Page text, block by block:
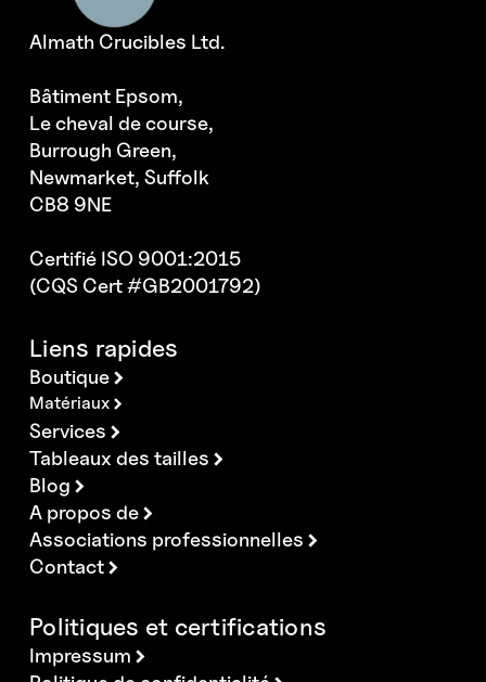
Almath Crucibles Ltd.
Bâtiment Epsom,
Le cheval de course,
Burrough Green,
Newmarket, Suffolk
CB8 9NE
Certifié ISO 9001:2015
(CQS Cert #GB2001792)
Liens rapides
Boutique
Matériaux
Services
Tableaux des tailles
Blog
A propos de
Associations professionnelles
Contact
Politiques et certifications
Impressum